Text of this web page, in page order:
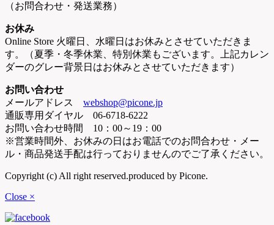
（お問合わせ・発送業務）
お休み
Online Store 火曜日、水曜日はお休みとさせていただきま
す。（夏季・冬季休業、特別休業もございます。上記カレン
ダーのグレー背景日はお休みとさせていただきます）
お問い合わせ
メールアドレス webshop@picone.jp
通販専用ダイヤル 06-6718-6222
お問い合わせ時間 10：00～19：00
※営業時間外、お休みの日はお電話でのお問合わせ・メー
ル・商品発送手配は行っておりませんのでご了承ください。
Copyright (c) All right reserved.produced by Picone.
Close ×